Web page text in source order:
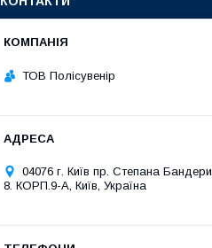
ТОВ Полісувенір
04076 г. Київ пр. Степана Бандери,
8. КОРП.9-А, Київ, Україна